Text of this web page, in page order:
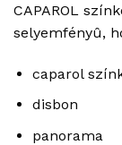
CAPAROL
selyemfényû,
caparol
disbon
panorama